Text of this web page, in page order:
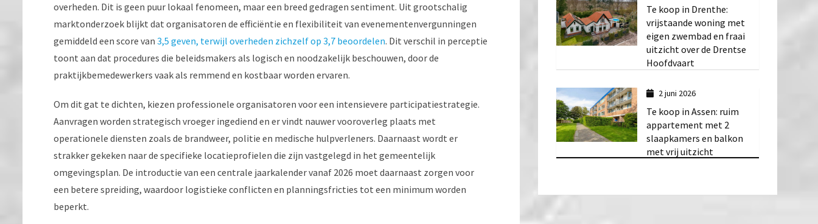
overheden. Dit is geen puur lokaal fenomeen, maar een breed gedragen sentiment. Uit grootschalig
marktonderzoek blijkt dat organisatoren de efficiëntie en flexibiliteit van evenementenvergunningen
gemiddeld een score van 3,5 geven, terwijl overheden zichzelf op 3,7 beoordelen. Dit verschil in perceptie
toont aan dat procedures die beleidsmakers als logisch en noodzakelijk beschouwen, door de
praktijkbemedewerkers vaak als remmend en kostbaar worden ervaren.
Om dit gat te dichten, kiezen professionele organisatoren voor een intensievere participatiestrategie.
Aanvragen worden strategisch vroeger ingediend en er vindt nauwer vooroverleg plaats met
operationele diensten zoals de brandweer, politie en medische hulpverleners. Daarnaast wordt er
strakker gekeken naar de specifieke locatieprofielen die zijn vastgelegd in het gemeentelijk
omgevingsplan. De introductie van een centrale jaarkalender vanaf 2026 moet daarnaast zorgen voor
een betere spreiding, waardoor logistieke conflicten en planningsfricties tot een minimum worden
beperkt.
Te koop in Drenthe:
vrijstaande woning met
eigen zwembad en fraai
uitzicht over de Drentse
Hoofdvaart
2 juni 2026
Te koop in Assen: ruim
appartement met 2
slaapkamers en balkon
met vrij uitzicht